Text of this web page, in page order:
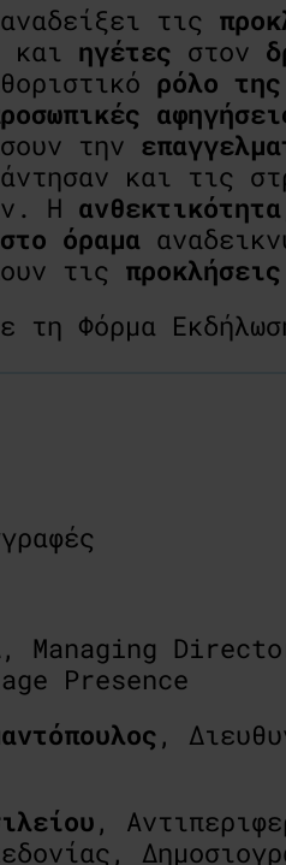
τις
και ηγέτες στον
ρόλο της
την
και τις
Η ανθεκτικότητα
όραμα
τις προκλήσεις
τη Φόρμα
, Managing Director
Presence
,
,